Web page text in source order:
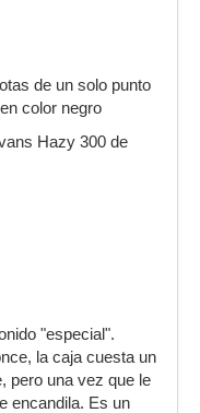
de un solo punto
color negro
Hazy 300 de
"especial".
la caja cuesta un
pero una vez que le
encandila. Es un